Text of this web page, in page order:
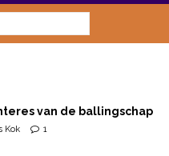
van de ballingschap
Kok 1